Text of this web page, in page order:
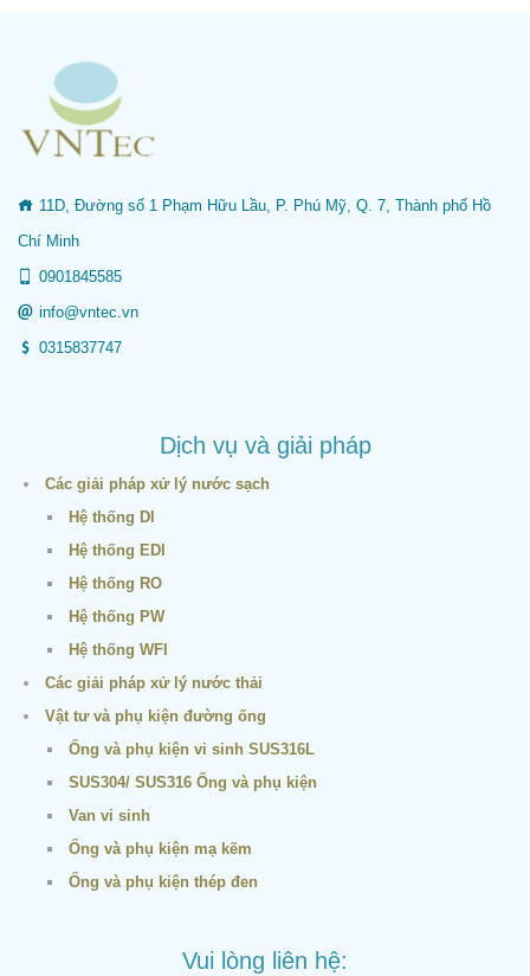
11D, Đường số 1 Phạm Hữu Lầu, P. Phú Mỹ, Q. 7, Thành phố Hồ
Chí Minh
0901845585
info@vntec.vn
0315837747
Dịch vụ và giải pháp
Các giải pháp xử lý nước sạch
Hệ thống DI
Hệ thống EDI
Hệ thống RO
Hệ thống PW
Hệ thống WFI
Các giải pháp xử lý nước thải
Vật tư và phụ kiện đường ống
Ống và phụ kiện vi sinh SUS316L
SUS304/ SUS316 Ống và phụ kiện
Van vi sinh
Ống và phụ kiện mạ kẽm
Ống và phụ kiện thép đen
Vui lòng liên hệ: